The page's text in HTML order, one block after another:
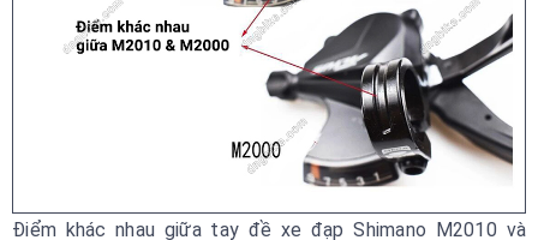
Điểm khác nhau giữa tay đề xe đạp Shimano M2010 và